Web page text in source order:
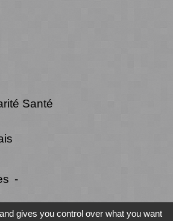
Santé
-
- Accessibilité -
gives you control over what you want